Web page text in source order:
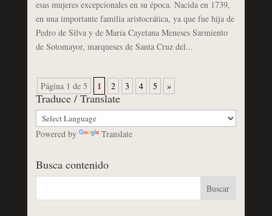
esas mujeres excepcionales en su época. Nacida en 1739,
en una importante familia aristocrática, ya que fue hija de
Pedro de Silva y de María Cayetana Meneses Sarmiento
de Sotomayor, marqueses de Santa Cruz del...
Página 1 de 5 1 2 3 4 5 »
Traduce / Translate
Powered by Translate
Busca contenido